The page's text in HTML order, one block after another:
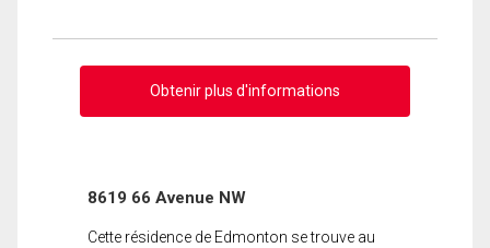
Obtenir plus d'informations
8619 66 Avenue NW
Cette résidence de Edmonton se trouve au